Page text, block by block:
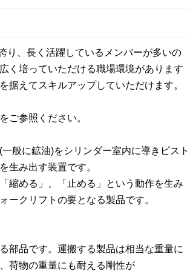
り、長く活躍しているメンバーが多いの
く培っていただける職場環境があります
据えてスキルアップしていただけます。
ご参照ください。
般に鉱油)をシリンダー室内に導きピスト
生み出す装置です。
縮める」、「止める」という動作を生み
ークリフトの要となる製品です。
部品です。運搬する製品は相当な重量に
荷物の重量にも耐える剛性が